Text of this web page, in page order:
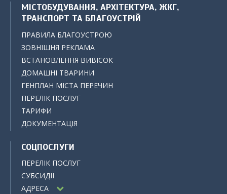
МІСТОБУДУВАННЯ, АРХІТЕКТУРА, ЖКГ,
ТРАНСПОРТ ТА БЛАГОУСТРІЙ
ПРАВИЛА БЛАГОУСТРОЮ
ЗОВНІШНЯ РЕКЛАМА
ВСТАНОВЛЕННЯ ВИВІСОК
ДОМАШНІ ТВАРИНИ
ГЕНПЛАН МІСТА ПЕРЕЧИН
ПЕРЕЛІК ПОСЛУГ
ТАРИФИ
ДОКУМЕНТАЦІЯ
СОЦПОСЛУГИ
ПЕРЕЛІК ПОСЛУГ
СУБСИДІЇ
АДРЕСА